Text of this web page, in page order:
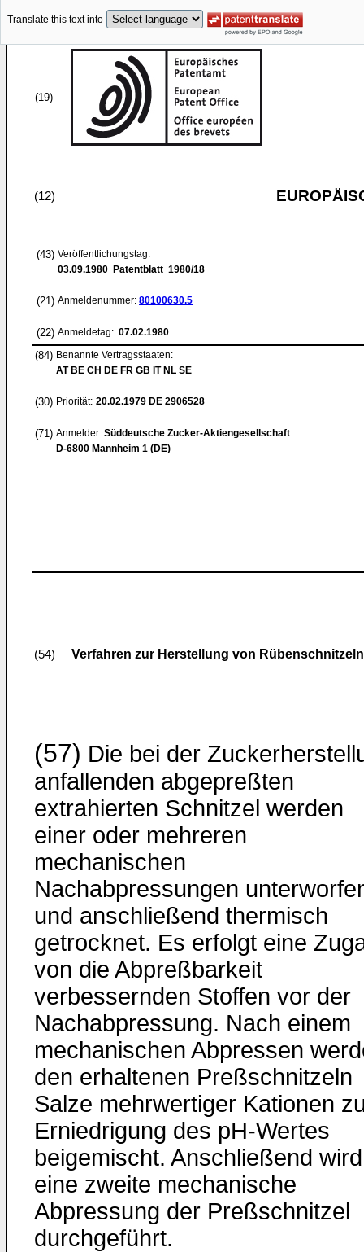
Translate this text into
(19)
(12)
(43) Veröffentlichungstag:
03.09.1980 Patentblatt 1980/18
(21) Anmeldenummer: 80100630.5
(22) Anmeldetag: 07.02.1980
(84) Benannte Vertragsstaaten:
AT BE CH DE FR GB IT NL SE
(30) Priorität: 20.02.1979 DE 2906528
(71) Anmelder: Süddeutsche Zucker-Aktiengesellschaft
D-6800 Mannheim 1 (DE)
(54) Verfahren zur Herstellung von
(57) Die bei der
anfallenden abgepreßten
extrahierten Schnitzel werden
einer oder mehreren
mechanischen
Nachabpressungen
und anschließend thermisch
getrocknet. Es erfolgt eine
von die Abpreßbarkeit
verbessernden Stoffen vor der
Nachabpressung. Nach einem
mechanischen Abpressen
den erhaltenen Preßschnitzeln
Salze mehrwertiger Kationen
Erniedrigung des pH-Wertes
beigemischt. Anschließend wird
eine zweite mechanische
Abpressung der Preßschnitzel
durchgeführt.